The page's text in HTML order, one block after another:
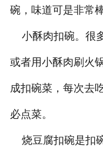
碗，味道可是非常
小酥肉扣碗。很
或者用小酥肉刷火
成扣碗菜，每次去
必点菜。
烧豆腐扣碗是扣